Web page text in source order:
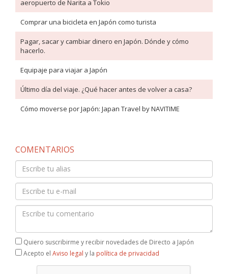
aeropuerto de Narita a Tokio
Comprar una bicicleta en Japón como turista
Pagar, sacar y cambiar dinero en Japón. Dónde y cómo
hacerlo.
Equipaje para viajar a Japón
Último día del viaje. ¿Qué hacer antes de volver a casa?
Cómo moverse por Japón: Japan Travel by NAVITIME
COMENTARIOS
Quiero suscribirme y recibir novedades de Directo a Japón
Acepto el Aviso legal y la política de privacidad